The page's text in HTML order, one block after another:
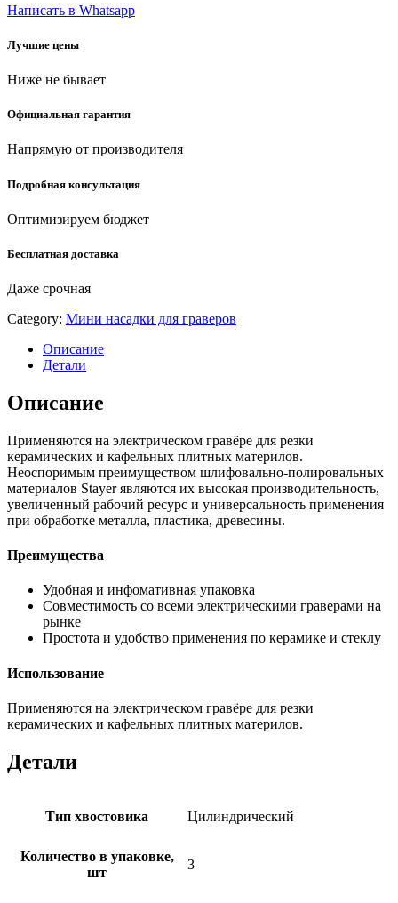
алмазных
(29913-
quantity
Написать в Whatsapp
Лучшие цены
Ниже не бывает
Официальная гарантия
Напрямую от производителя
Подробная консультация
Оптимизируем бюджет
Бесплатная доставка
Даже срочная
Category: Мини насадки для граверов
Описание
Детали
Описание
Применяются на электрическом гравёре для резки
керамических и кафельных плитных материлов.
Неоспоримым преимуществом шлифовально-полировальных
материалов Stayer являются их высокая производительность,
увеличенный рабочий ресурс и универсальность применения
при обработке металла, пластика, древесины.
Преимущества
Удобная и инфомативная упаковка
Совместимость со всеми электрическими граверами на
рынке
Простота и удобство применения по керамике и стеклу
Использование
Применяются на электрическом гравёре для резки
керамических и кафельных плитных материлов.
Детали
Тип хвостовика Цилиндрический
Количество в упаковке,
шт
3